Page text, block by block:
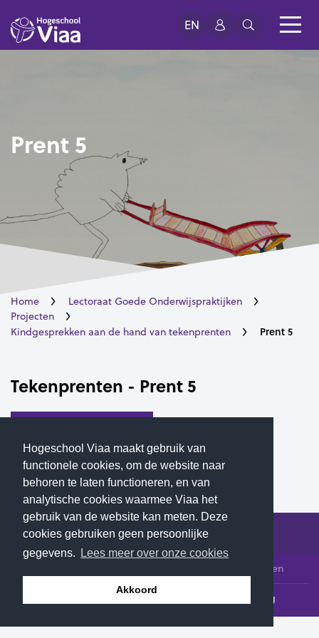
Hogeschool Viaa maakt gebruik van
functionele cookies, om de website naar
behoren te laten functioneren, en van
analytische cookies waarmee Viaa het
gebruik van de website kan meten. Deze
cookies gebruiken geen persoonlijke
gegevens.
Lees meer over onze cookies
Akkoord
EN
Prent 5
Home
Lectoraat Goede Onderwijspraktijken
Projecten
Kindgesprekken aan de hand van tekenprenten
Prent 5
Tekenprenten - Prent 5
Download - Vragen Prent 5
© 2026 Hogeschool Viaa - Alle rechten voorbehouden
Contact Privacyverklaring